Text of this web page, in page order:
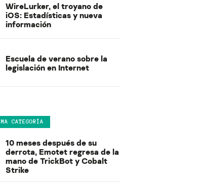
WireLurker, el troyano de
iOS: Estadísticas y nueva
información
Escuela de verano sobre la
legislación en Internet
CATEGORÍA
10 meses después de su
derrota, Emotet regresa de la
mano de TrickBot y Cobalt
Strike